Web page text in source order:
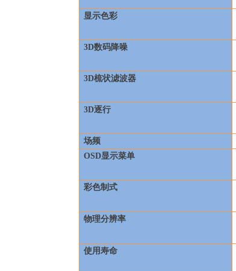
显示色彩
3D数码降噪
3D梳状滤波器
3D逐行
场频
OSD显示菜单
彩色制式
物理分辨率
使用寿命